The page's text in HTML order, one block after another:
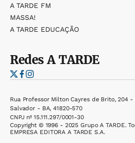
A TARDE FM
MASSA!
A TARDE EDUCAÇÃO
RedesA TARDE
Rua Professor Milton Cayres de Brito, 204 -
Salvador - BA, 41820-570
CNPJ nº 15.111.297/0001-30
Copyright © 1996 - 2025 Grupo A TARDE.
EMPRESA EDITORA A TARDE S.A.